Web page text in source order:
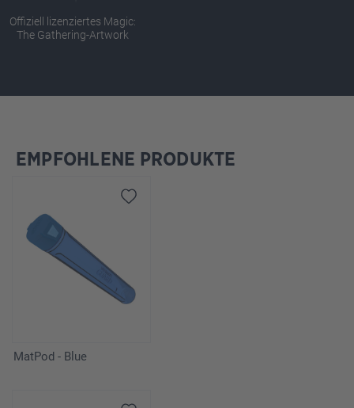
Offiziell lizenziertes Magic:
The Gathering-Artwork
Produktgalerie überspringen
EMPFOHLENE PRODUKTE
MatPod - Blue